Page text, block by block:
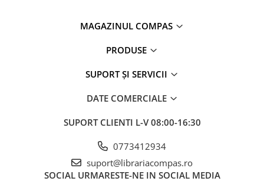
Dezvoltare personală și non-
Psihologie și dezvoltare personală
Parenting și educație
Sănătate și stil de viață
MAGAZINUL COMPAS
PRODUSE
SUPORT ȘI SERVICII
DATE COMERCIALE
SUPORT CLIENTI L-V 08:00-16:30
0773412934
suport@librariacompas.ro
SOCIAL URMARESTE-NE IN SOCIAL MEDIA